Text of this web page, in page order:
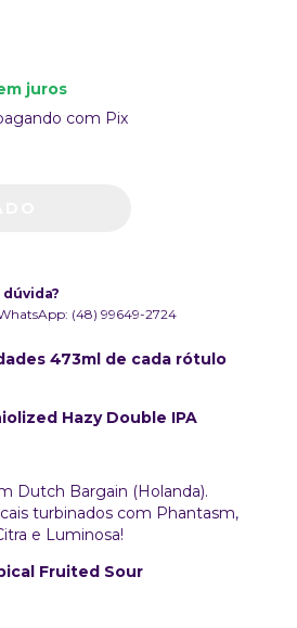
juros
com Pix
(48) 99649-2724
473ml de cada rótulo
Hazy Double IPA
Dutch Bargain (Holanda).
turbinados com Phantasm,
e Luminosa!
Fruited Sour